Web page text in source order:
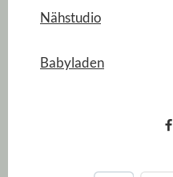
Nähstudio
Babyladen